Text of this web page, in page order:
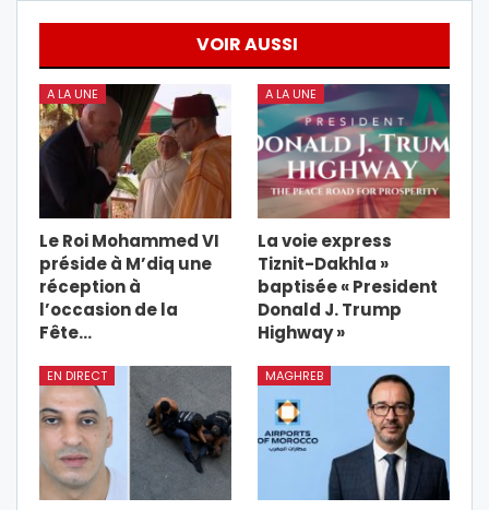
VOIR AUSSI
A LA UNE
Le Roi Mohammed VI
préside à M’diq une
réception à
l’occasion de la
Fête…
A LA UNE
La voie express
Tiznit-Dakhla »
baptisée « President
Donald J. Trump
Highway »
EN DIRECT MAGHREB